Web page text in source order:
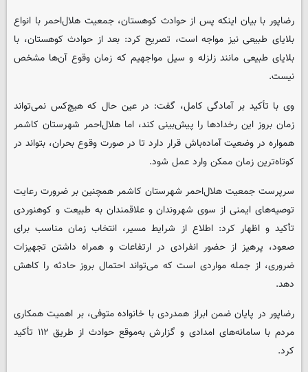
رضاپور با بیان اینکه پس از حوادث کوهستان، جمعیت هلال‌احمر با انواع
بلایای طبیعی نیز مواجه است، تصریح کرد: بعد از حوادث کوهستان، با
بلایای طبیعی مانند زلزله و سیل مواجهیم که زمان وقوع آن‌ها مشخص
نیست.
وی با تأکید بر آمادگی کامل، گفت: در عین حال که هیچ‌کس نمی‌تواند
زمان بروز این رخدادها را پیش‌بینی کند، اما هلال‌احمر شهرستان کاشمر
همواره در وضعیت آماده‌باش قرار دارد تا در صورت وقوع بحران، بتواند در
کوتاه‌ترین زمان ممکن وارد عمل شود.
سرپرست جمعیت هلال‌احمر شهرستان کاشمر همچنین بر ضرورت رعایت
توصیه‌های ایمنی از سوی شهروندان و علاقمندان به طبیعت و کوهنوردی
تأکید و اظهار کرد: اطلاع از شرایط مسیر، انتخاب زمان مناسب برای
صعود، پرهیز از حضور انفرادی در ارتفاعات و همراه داشتن تجهیزات
ضروری، از جمله مواردی است که می‌تواند احتمال بروز حادثه را کاهش
دهد.
رضاپور در پایان ضمن ابراز همدردی با خانواده متوفی، بر اهمیت همکاری
مردم با سامانه‌های امدادی و گزارش به‌موقع حوادث از طریق ۱۱۲ تأکید
کرد.